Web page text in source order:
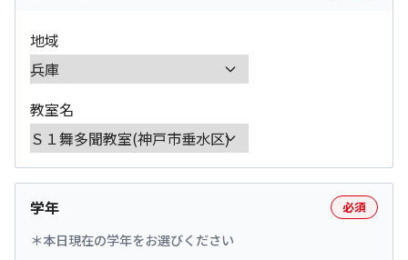
地域
教室名
学年 必須
本日現在の学年をお選びください